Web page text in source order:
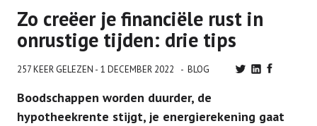
Zo creëer je financiële rust in
onrustige tijden: drie tips
257 KEER GELEZEN - 1 DECEMBER 2022 BLOG
Boodschappen worden duurder, de
hypotheekrente stijgt, je energierekening gaat